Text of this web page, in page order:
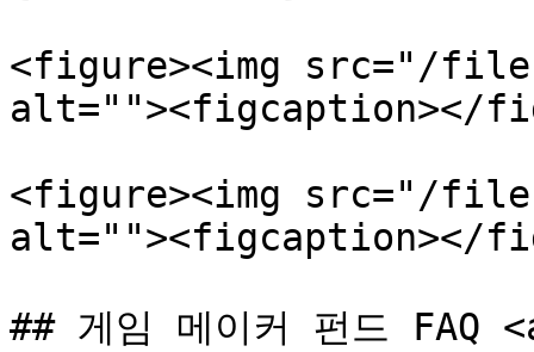
<figure><img src="/files/
alt=""><figcaption></
<figure><img src="/files/
alt=""><figcaption></
## 게임 메이커 펀드